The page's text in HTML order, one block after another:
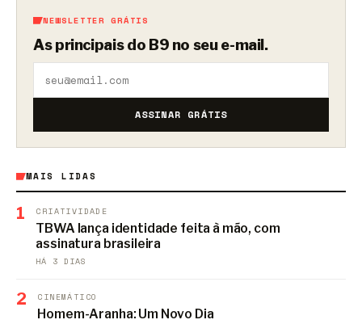
NEWSLETTER GRÁTIS
As principais do B9 no seu e-mail.
ASSINAR GRÁTIS
MAIS LIDAS
1 CRIATIVIDADE
TBWA lança identidade feita à mão, com
assinatura brasileira
HÁ 3 DIAS
2 CINEMÁTICO
Homem-Aranha: Um Novo Dia